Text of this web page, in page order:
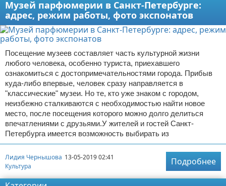
Музей парфюмерии в Санкт-Петербурге:
адрес, режим работы, фото экспонатов
Посещение музеев составляет часть культурной жизни
любого человека, особенно туриста, приехавшего
ознакомиться с достопримечательностями города. Прибыв
куда-либо впервые, человек сразу направляется в
"классические" музеи. Но те, кто уже знаком с городом,
неизбежно сталкиваются с необходимостью найти новое
место, после посещения которого можно долго делиться
впечатлениями с друзьями.У жителей и гостей Санкт-
Петербурга имеется возможность выбирать из
Лидия Чернышова 13-05-2019 02:41
Культура
Подробнее